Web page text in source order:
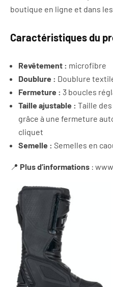
boutique en ligne et dans
Caractéristiques du
Revêtement : microfibre
Doublure : Doublure
Fermeture : 3 boucles
Taille ajustable : Taille
grâce à une fermeture
cliquet
Semelle : Semelles en
📍 Plus d’informations :